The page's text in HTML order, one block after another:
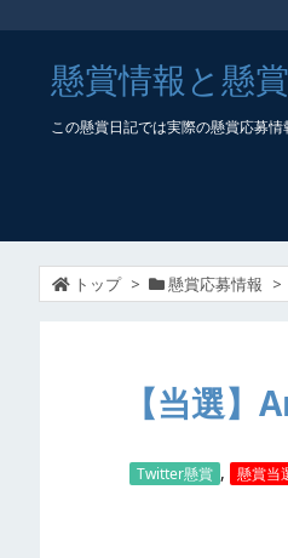
懸賞情報と懸
この懸賞日記では実際の懸賞応募
トップ > 懸賞応募情報 >
【当選
Twitter懸賞 , 懸賞当